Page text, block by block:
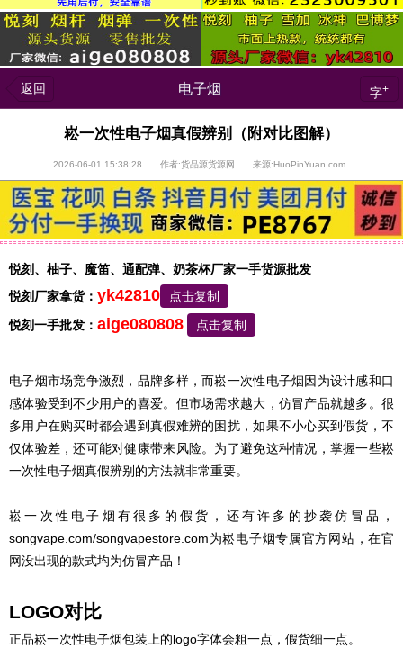
返回 电子烟 字+
崧一次性电子烟真假辨别（附对比图解）
2026-06-01 15:38:28 作者:货品源货源网 来源:HuoPinYuan.com
悦刻、柚子、魔笛、通配弹、奶茶杯厂家一手货源批发
悦刻厂家拿货： yk42810
点击复制
悦刻一手批发： aige080808 点击复制
电子烟市场竞争激烈，品牌多样，而崧一次性电子烟因为设计感和口
感体验受到不少用户的喜爱。但市场需求越大，仿冒产品就越多。很
多用户在购买时都会遇到真假难辨的困扰，如果不小心买到假货，不
仅体验差，还可能对健康带来风险。为了避免这种情况，掌握一些崧
一次性电子烟真假辨别的方法就非常重要。
崧一次性电子烟有很多的假货，还有许多的抄袭仿冒品，
songvape.com/songvapestore.com为崧电子烟专属官方网站，在官
网没出现的款式均为仿冒产品！
LOGO对比
正品崧一次性电子烟包装上的logo字体会粗一点，假货细一点。